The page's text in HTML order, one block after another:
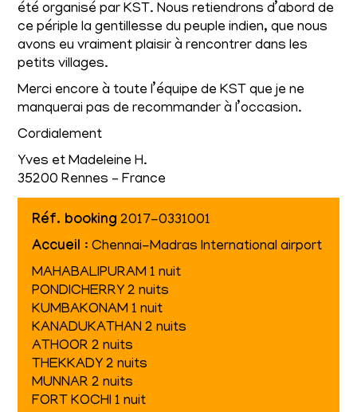
été organisé par KST. Nous retiendrons d’abord de
ce périple la gentillesse du peuple indien, que nous
avons eu vraiment plaisir à rencontrer dans les
petits villages.
Merci encore à toute l’équipe de KST que je ne
manquerai pas de recommander à l’occasion.
Cordialement
Yves et Madeleine H.
35200 Rennes – France
Réf. booking 2017-0331001
Accueil : Chennai-Madras International airport
MAHABALIPURAM 1 nuit
PONDICHERRY 2 nuits
KUMBAKONAM 1 nuit
KANADUKATHAN 2 nuits
ATHOOR 2 nuits
THEKKADY 2 nuits
MUNNAR 2 nuits
FORT KOCHI 1 nuit